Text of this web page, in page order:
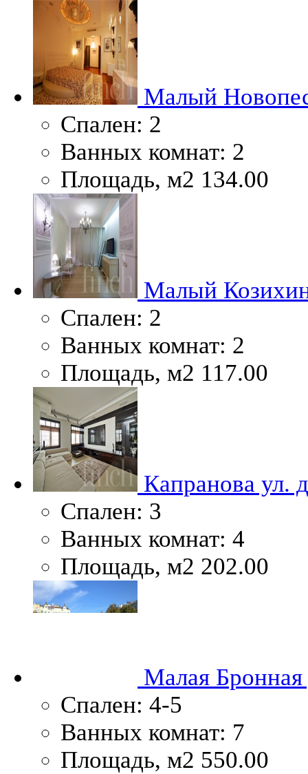
Малый
Спален: 2
Ванных комнат: 2
Площадь, м2 134.00
Малый
Спален: 2
Ванных комнат: 2
Площадь, м2 117.00
Капранова ул.
Спален: 3
Ванных комнат: 4
Площадь, м2 202.00
Малая
Спален: 4-5
Ванных комнат: 7
Площадь, м2 550.00